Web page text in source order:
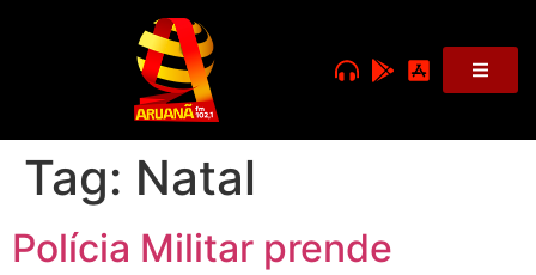
Tag: Natal
Polícia Militar prende